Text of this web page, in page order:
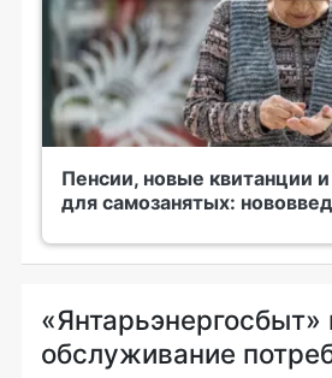
Пенсии, новые квитанции
для самозанятых:
«Янтарьэнергосбыт»
обслуживание